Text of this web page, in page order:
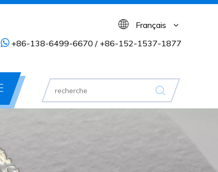
Français
+86-138-6499-6670 / +86-152-1537-1877